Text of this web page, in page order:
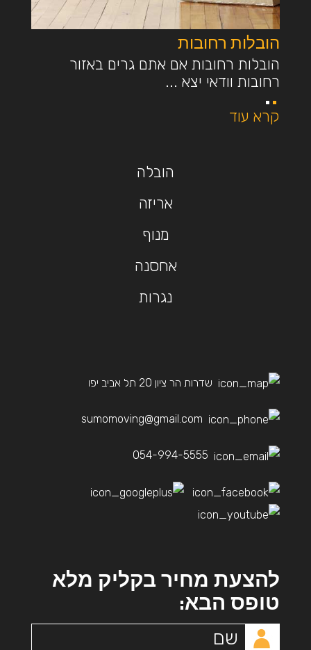
הובלות רחובות
הובלות רחובות אם אתם גרים באזור
רחובות וודאי יצא ...
קרא עוד
הובלה
אריזה
מנוף
אחסנה
נגרות
שדרות הר ציון 20 תל אביב יפו
sumomoving@gmail.com
054-994-5555
להצעת מחיר בקליק מלא
טופס הבא: